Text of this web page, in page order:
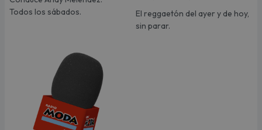
Todos los sábados.
El reggaetón del ayer y de hoy,
sin parar.